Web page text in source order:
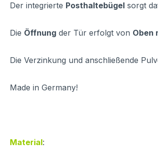
Der integrierte Posthaltebügel sorgt
Die Öffnung der Tür erfolgt von Oben
Die Verzinkung und anschließende
Made in Germany!
Material: